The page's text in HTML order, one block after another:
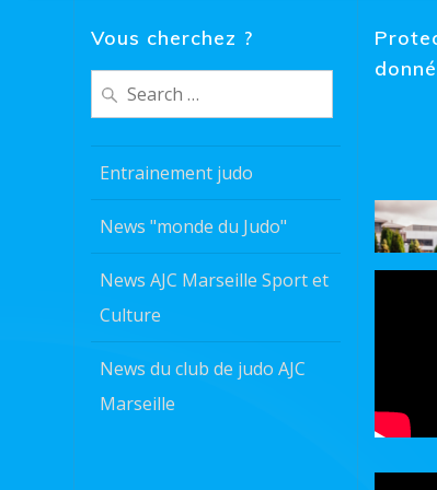
Vous cherchez ?
for:
Entrainement judo
News "monde du Judo"
News AJC Marseille Sport et
Culture
News du club de judo AJC
Marseille